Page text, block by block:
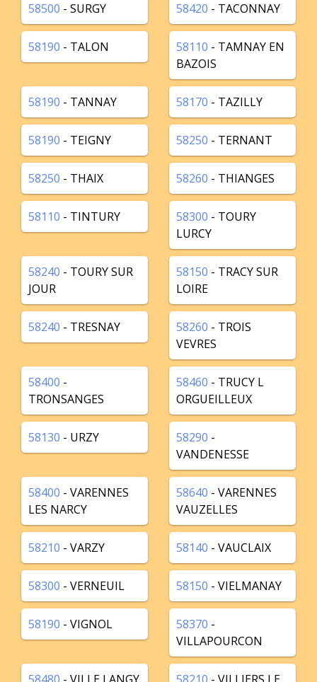
58500 - SURGY 58420 - TACONNAY
58190 - TALON 58110 - TAMNAY EN
BAZOIS
58190 - TANNAY 58170 - TAZILLY
58190 - TEIGNY 58250 - TERNANT
58250 - THAIX 58260 - THIANGES
58110 - TINTURY 58300 - TOURY
LURCY
58240 - TOURY SUR
JOUR
58150 - TRACY SUR
LOIRE
58240 - TRESNAY 58260 - TROIS
VEVRES
58400 -
TRONSANGES
58460 - TRUCY L
ORGUEILLEUX
58130 - URZY 58290 -
VANDENESSE
58400 - VARENNES
LES NARCY
58640 - VARENNES
VAUZELLES
58210 - VARZY 58140 - VAUCLAIX
58300 - VERNEUIL 58150 - VIELMANAY
58190 - VIGNOL 58370 -
VILLAPOURCON